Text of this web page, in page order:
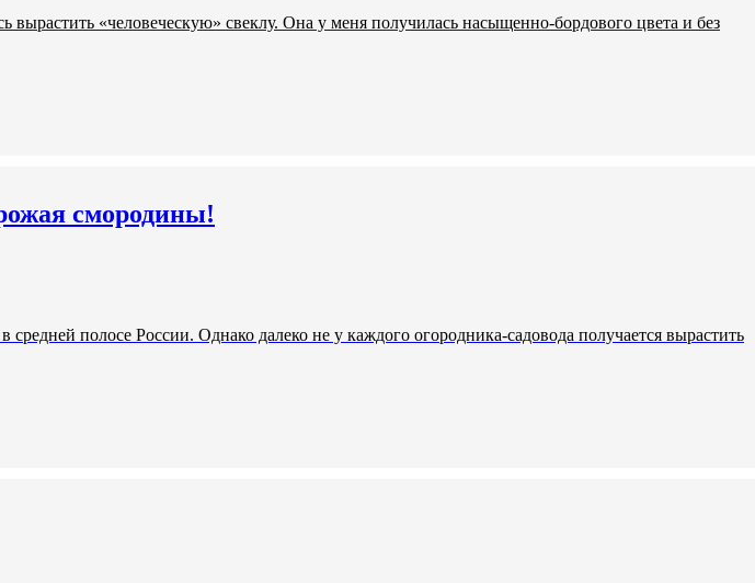
«человеческую» свеклу. Она у меня получилась насыщенно-бордового цвета и без
смородины!
полосе России. Однако далеко не у каждого огородника-садовода получается вырастить